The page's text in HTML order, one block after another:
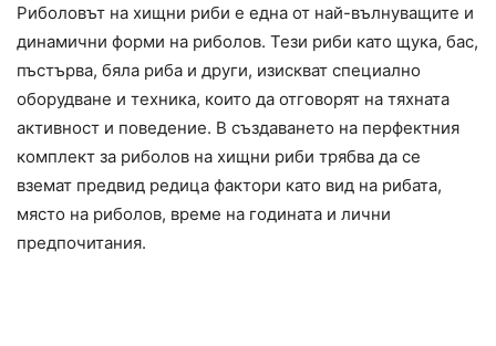
Риболовът на хищни риби е една от най-вълнуващите и
динамични форми на риболов. Тези риби като щука, бас,
пъстърва, бяла риба и други, изискват специално
оборудване и техника, които да отговорят на тяхната
активност и поведение. В създаването на перфектния
комплект за риболов на хищни риби трябва да се
вземат предвид редица фактори като вид на рибата,
място на риболов, време на годината и лични
предпочитания.